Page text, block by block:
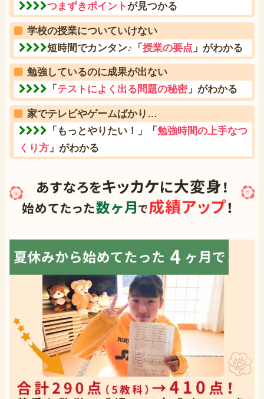
つまずきポイントが見つかる
学校の授業についていけない
短時間でカンタン♪「授業の要点 」がわかる
勉強しているのに成果が出ない
「 テストによく出る問題の秘密」がわかる
家でテレビやゲームばかり…
「もっとやりたい！」「勉強時間の上手なつ
くり方 」がわかる